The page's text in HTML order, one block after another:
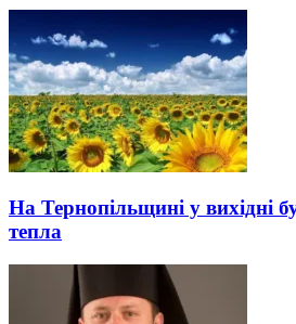
На Тернопільщині у вихідні
тепла